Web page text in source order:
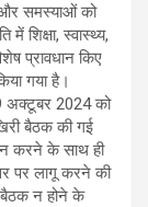
और समस्याओं को
शिक्षा, स्वास्थ्य,
प्रावधान किए
गया है।
अक्टूबर 2024 को
बैठक की गई
करने के साथ ही
पर लागू करने की
बैठक न होने के